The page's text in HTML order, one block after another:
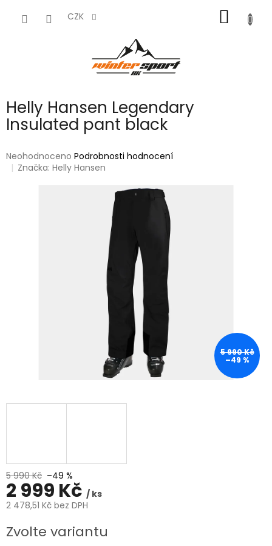
CZK
KOŠÍK
Helly Hansen Legendary
Insulated pant black
Průměrné
hodnocení
Neohodnoceno Podrobnosti hodnocení
Značka:Helly Hansen
5 990 Kč
–49 %
5 990 Kč –49 %
2 999 Kč / ks
2 478,51 Kč bez DPH
cena:
Zvolte variantu